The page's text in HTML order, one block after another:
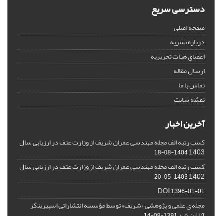
دسترسی سریع
صفحه اصلی
درباره نشریه
اعضای هیات تحریریه
ارسال مقاله
تماس با ما
نقشه سایت
آخرین اخبار
کسب رتبه الف مجله مهندسی عمران شریف از وزارت عتف در ارزیابی سال
1403
1404-08-18
کسب رتبه الف مجله مهندسی عمران شریف از وزارت عتف در ارزیابی سال
1402
1403-05-20
DOI1396-01-01
مجله ی علمی و پژوهشی «شریف» توسط مؤسسه انتشاراتی اسپیرینگر